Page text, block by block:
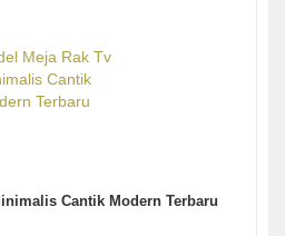
Cantik Modern Terbaru